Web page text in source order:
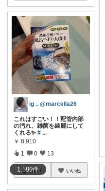
1,599件
ig→@marcella26
これはすごい！！配管内部
の汚れ、雑菌を綺麗にして
くれる✨ # ...
￥ 8,910
1 0 13
コレ いいね